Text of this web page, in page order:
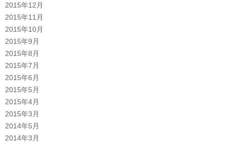
2015年12月
2015年11月
2015年10月
2015年9月
2015年8月
2015年7月
2015年6月
2015年5月
2015年4月
2015年3月
2014年5月
2014年3月